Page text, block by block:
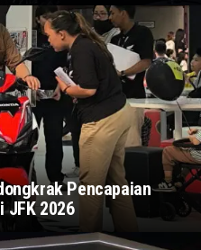
Pencapaian
JFK 2026